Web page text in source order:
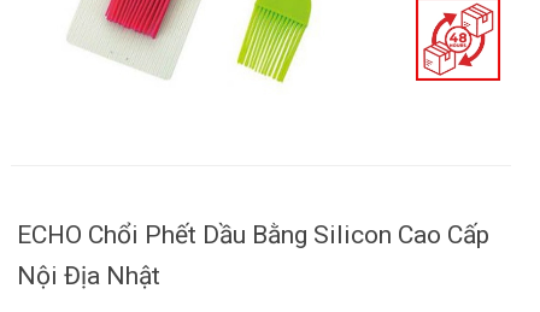
ECHO Chổi Phết Dầu Bằng Silicon Cao Cấp
Nội Địa Nhật